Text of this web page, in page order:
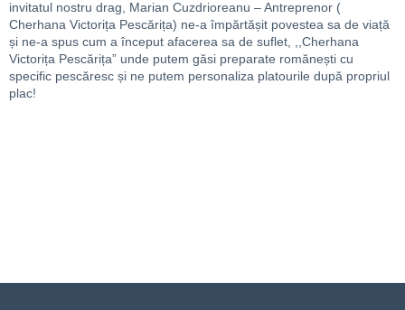
invitatul nostru drag, Marian Cuzdrioreanu – Antreprenor (
Cherhana Victorița Pescărița) ne-a împărtășit povestea sa de viață
și ne-a spus cum a început afacerea sa de suflet, ,,Cherhana
Victorița Pescărița” unde putem găsi preparate romănești cu
specific pescăresc și ne putem personaliza platourile după propriul
plac!